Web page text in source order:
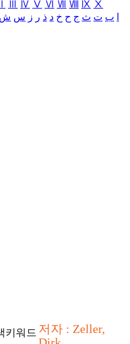
Ⅳ Ⅴ Ⅵ Ⅶ Ⅷ Ⅸ Ⅹ
ب ت ث ج ح خ د ذ ر ز س ش
키워드 저자 : Zeller,